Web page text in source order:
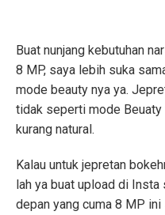
Buat nunjang kebutuhan
8 MP, saya lebih suka
mode beauty nya ya.
tidak seperti mode
kurang natural.
Kalau untuk jepretan
lah ya buat upload di Insta
depan yang cuma 8 MP